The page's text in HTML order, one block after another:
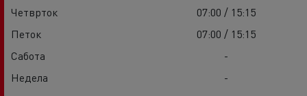
Четврток
07:00 / 15:15
Петок
07:00 / 15:15
Сабота
-
Недела
-